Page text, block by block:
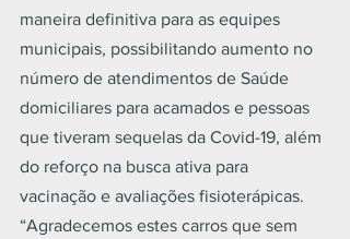
maneira definitiva para as equipes
municipais, possibilitando aumento no
número de atendimentos de Saúde
domiciliares para acamados e pessoas
que tiveram sequelas da Covid-19, além
do reforço na busca ativa para
vacinação e avaliações fisioterápicas.
“Agradecemos estes carros que sem